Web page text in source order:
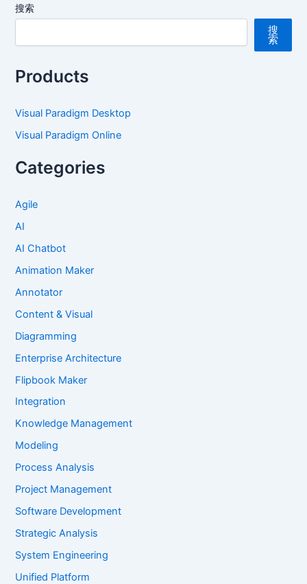
搜索
搜
索
Products
Visual Paradigm Desktop
Visual Paradigm Online
Categories
Agile
AI
AI Chatbot
Animation Maker
Annotator
Content & Visual
Diagramming
Enterprise Architecture
Flipbook Maker
Integration
Knowledge Management
Modeling
Process Analysis
Project Management
Software Development
Strategic Analysis
System Engineering
Unified Platform